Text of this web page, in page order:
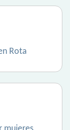
Rota